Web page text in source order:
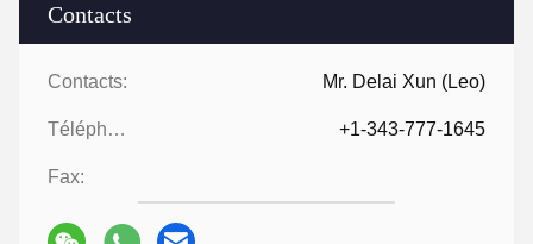
Contacts
Contacts: Mr. Delai Xun (Leo)
Téléphone :: +1-343-777-1645
Fax: